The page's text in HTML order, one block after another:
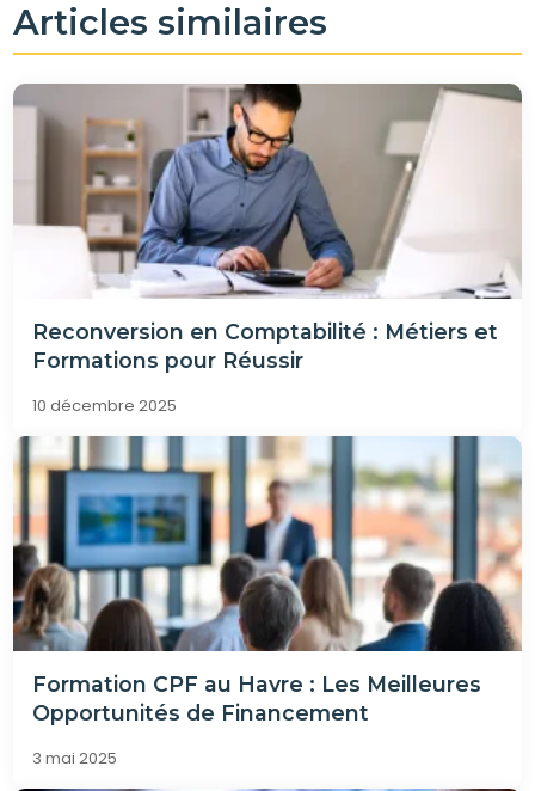
Articles similaires
Reconversion en Comptabilité : Métiers et
Formations pour Réussir
10 décembre 2025
Formation CPF au Havre : Les Meilleures
Opportunités de Financement
3 mai 2025